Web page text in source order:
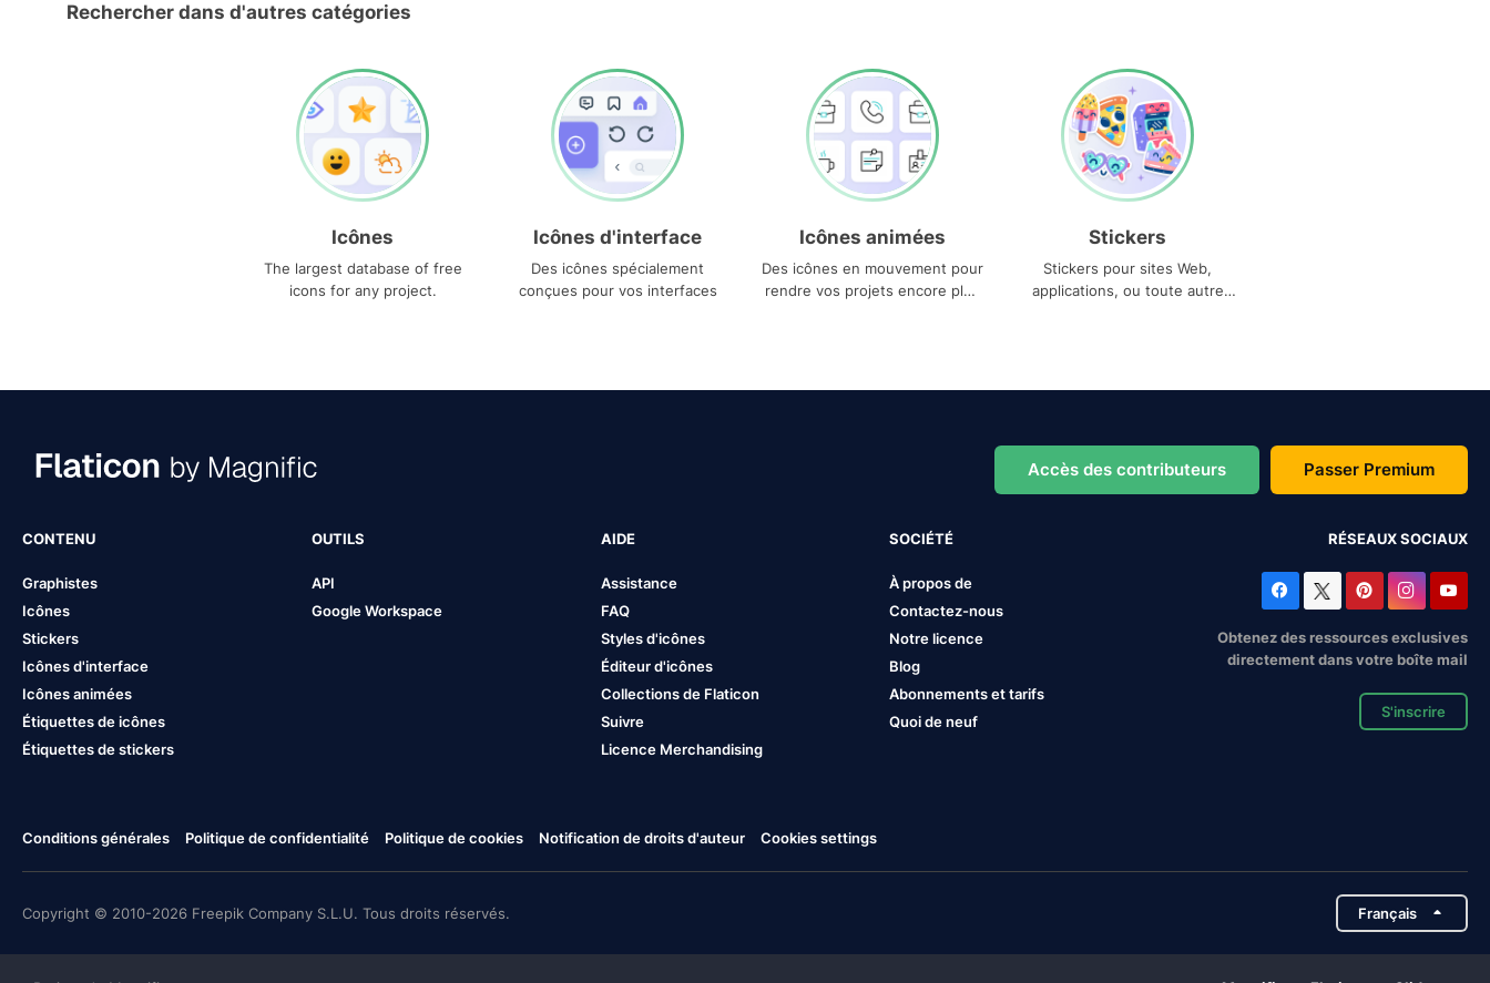
Rechercher dans d'autres catégories
Icônes
The largest database of free
icons for any project.
Icônes d'interface
Des icônes spécialement
conçues pour vos interfaces
Icônes animées
Des icônes en mouvement pour
rendre vos projets encore plus
Stickers
Stickers pour sites Web,
applications, ou toute autre
Accès des contributeurs Passer Premium
CONTENU
Graphistes
Icônes
Stickers
Icônes d'interface
Icônes animées
Étiquettes de icônes
Étiquettes de stickers
OUTILS
API
Google Workspace
AIDE
Assistance
FAQ
Styles d'icônes
Éditeur d'icônes
Collections de Flaticon
Suivre
Licence Merchandising
SOCIÉTÉ
À propos de
Contactez-nous
Notre licence
Blog
Abonnements et tarifs
Quoi de neuf
RÉSEAUX SOCIAUX
Obtenez des ressources exclusives
directement dans votre boîte mail
S'inscrire
Conditions générales Politique de confidentialité Politique de cookies Notification de droits d'auteur Cookies settings
Copyright © 2010-2026 Freepik Company S.L.U. Tous droits réservés. Français